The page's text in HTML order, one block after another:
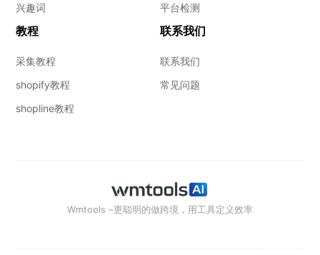
兴趣词
平台检测
教程
采集教程
shopify教程
shopline教程
联系我们
联系我们
常见问题
Wmtools –更聪明的做跨境，用工具定义效率